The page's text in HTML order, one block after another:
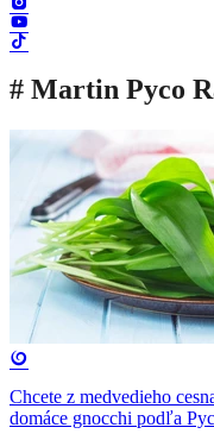
# Martin Pyco
Chcete z medvedieho
domáce gnocchi podľa